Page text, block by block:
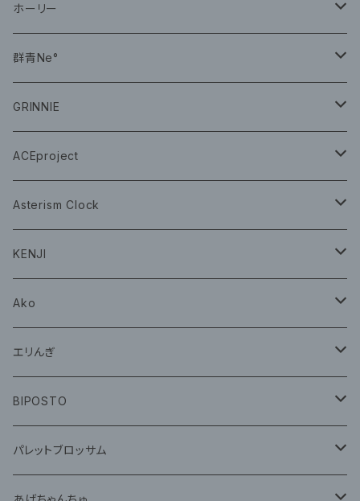
CD
ホーリー
CD
群青Ne°
CD
グッズ
GRINNIE
グッズ
ACEproject
グッズ
CD
Asterism Clock
グッズ
KENJI
グッズ
Ako
グッズ
CD
エリんぎ
グッズ
BIPOSTO
グッズ
パレットブロッサム
CD